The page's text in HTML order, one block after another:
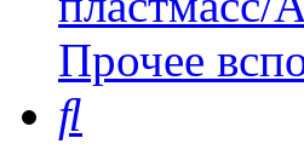
Прочее